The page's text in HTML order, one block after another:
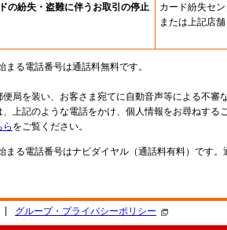
の紛失・盗難に伴うお取引の停止
カード紛失セ
または上記店舗
る電話番号は通話料無料です。
便局を装い、お客さま宛てに自動音声等による不審
、上記のような電話をかけ、個人情報をお尋ねする
ら をご覧ください。
る電話番号はナビダイヤル（通話料有料）です
グループ・プライバシーポリシー